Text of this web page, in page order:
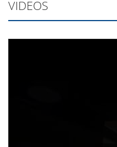
VIDEOS